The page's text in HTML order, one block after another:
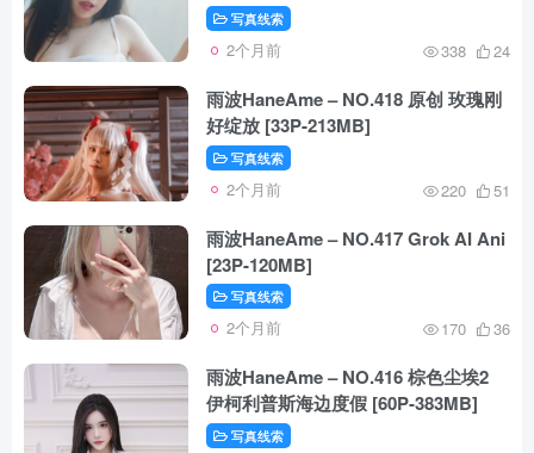
写真线索
2个月前 338 24
雨波HaneAme – NO.418 原创 玫瑰刚
好绽放 [33P-213MB]
写真线索
2个月前 220 51
雨波HaneAme – NO.417 Grok AI Ani
[23P-120MB]
写真线索
2个月前 170 36
雨波HaneAme – NO.416 棕色尘埃2
伊柯利普斯海边度假 [60P-383MB]
写真线索